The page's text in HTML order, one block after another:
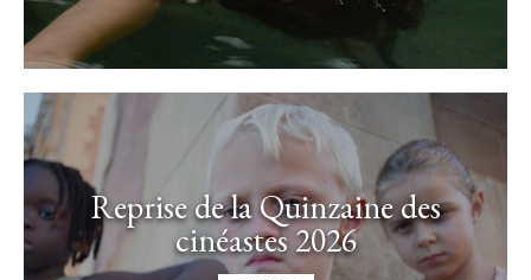
Reprise de la Quinzaine des
cinéastes 2026